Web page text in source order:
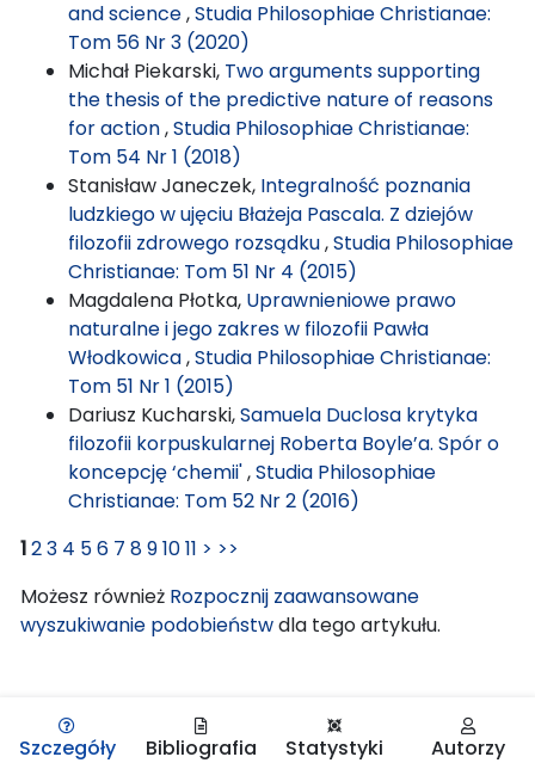
and science,Studia Philosophiae Christianae:
Tom 56 Nr 3 (2020)
Michał Piekarski, Two arguments supporting
the thesis of the predictive nature of reasons
for action,Studia Philosophiae Christianae:
Tom 54 Nr 1 (2018)
Stanisław Janeczek, Integralność poznania
ludzkiego w ujęciu Błażeja Pascala. Z dziejów
filozofii zdrowego rozsądku,Studia Philosophiae
Christianae: Tom 51 Nr 4 (2015)
Magdalena Płotka, Uprawnieniowe prawo
naturalne i jego zakres w filozofii Pawła
Włodkowica,Studia Philosophiae Christianae:
Tom 51 Nr 1 (2015)
Dariusz Kucharski,Samuela Duclosa krytyka
filozofii korpuskularnej Roberta Boyle’a. Spór o
koncepcję ‘chemii',Studia Philosophiae
Christianae: Tom 52 Nr 2 (2016)
123 4 56 7 891011 > >>
Możesz również Rozpocznij zaawansowane
wyszukiwanie podobieństwdla tego artykułu.
Szczegóły Bibliografia Statystyki Autorzy